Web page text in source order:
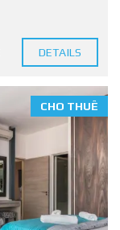
DETAILS
CHO THUÊ